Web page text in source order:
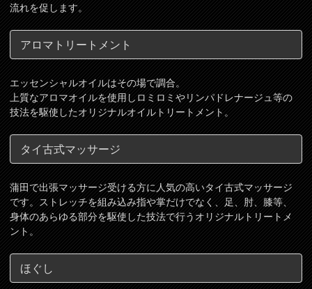
流れを促します。
アロマトリートメント
エッセンシャルオイルはその場で調合。
上質なアロマオイルを使用しロミロミやリンパドレナージュ等の
技法を駆使したオリジナルオイルトリートメント。
タイ古式マッサージ
蒲田で出張マッサージ受ける方に人気の高いタイ古式マッサージ
です。ストレッチを組み込み指や掌だけでなく、足、肘、膝等、
身体のあらゆる部分を駆使した技法で行うオリジナルトリートメ
ント。
ほぐし